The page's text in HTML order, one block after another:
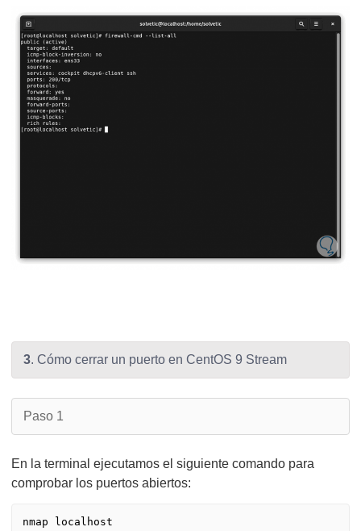
3. Cómo cerrar un puerto en CentOS 9 Stream
Paso 1
En la terminal ejecutamos el siguiente comando para
comprobar los puertos abiertos: